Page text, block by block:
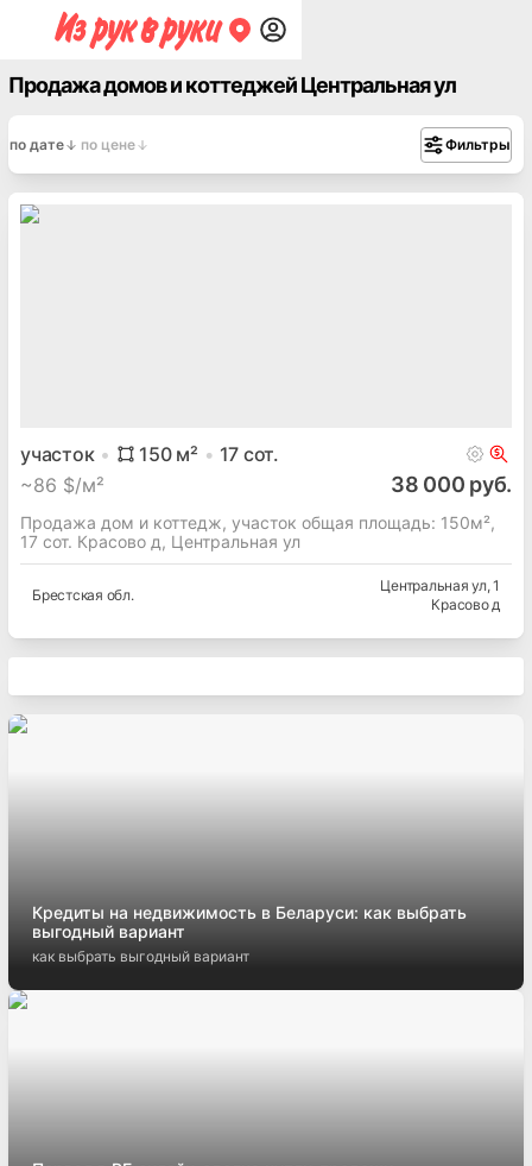
Продажа домов и коттеджей Центральная ул
по дате по цене Фильтры
участок 150м² 17 сот.
~86 $/м² 38 000 руб.
Продажа дом и коттедж, участок общая площадь: 150м²,
17 сот. Красово д, Центральная ул
Брестская обл.
Центральная ул, 1
Красово д
Кредиты на недвижимость в Беларуси: как выбрать
выгодный вариант
как выбрать выгодный вариант